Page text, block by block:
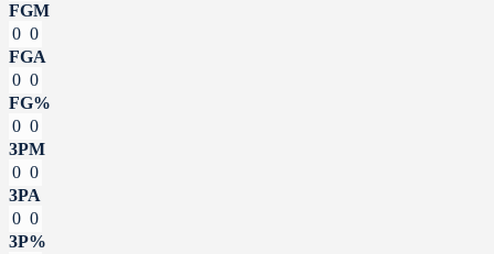
FGM
0 0
FGA
0 0
FG%
0 0
3PM
0 0
3PA
0 0
3P%